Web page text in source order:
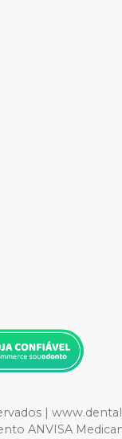
|
ANVISA